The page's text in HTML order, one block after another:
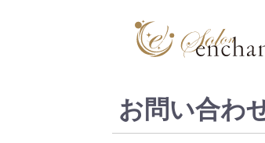
お問い合わ